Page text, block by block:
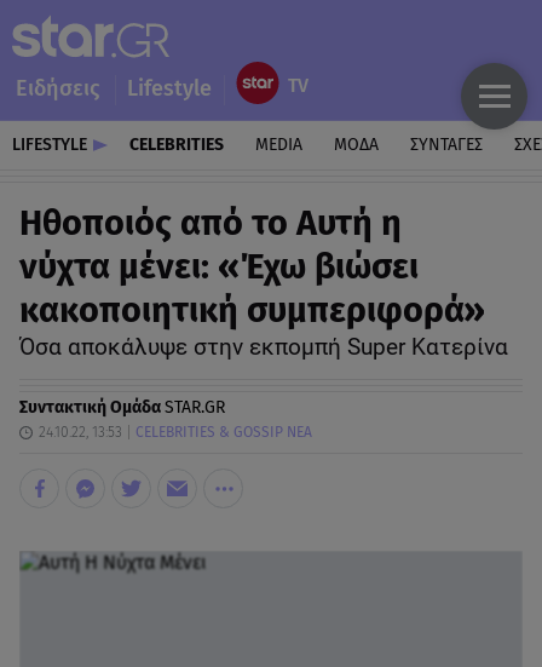
Ειδήσεις Lifestyle
LIFESTYLE CELEBRITIES MEDIA ΜΟΔΑ ΣΥΝΤΑΓΕΣ
Ηθοποιός από το Αυτή η
νύχτα μένει: «Έχω βιώσει
κακοποιητική συμπεριφορά»
Όσα αποκάλυψε στην εκπομπή Super Κατερίνα
Συντακτική ΟμάδαSTAR.GR
24.10.22, 13:53 CELEBRITIES & GOSSIP ΝΕΑ